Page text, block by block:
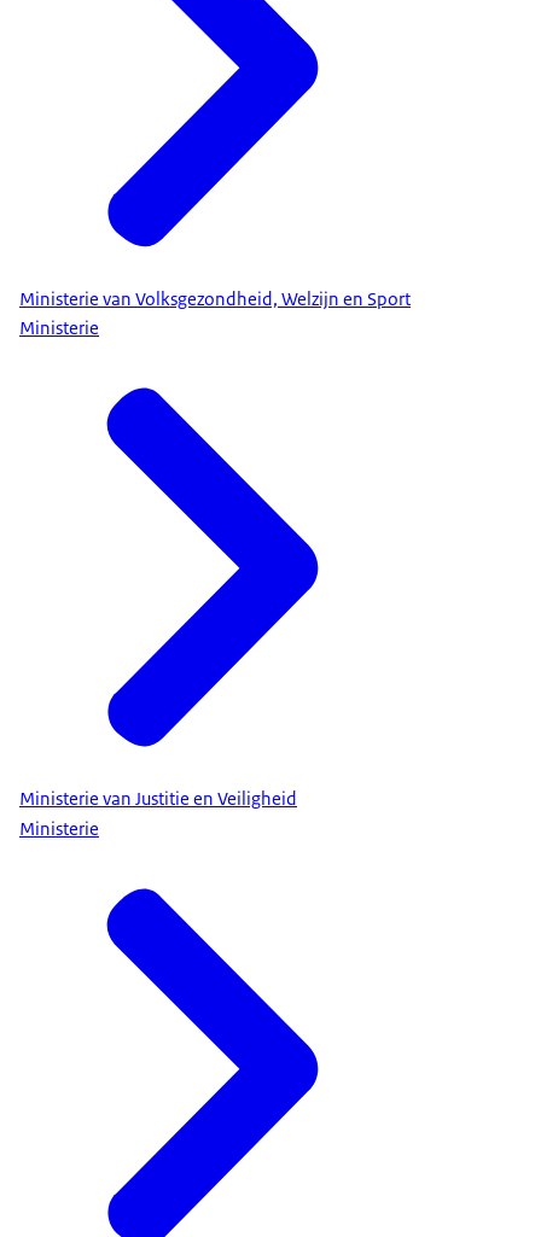
Ministerie van Volksgezondheid, Welzijn en Sport
Ministerie
Ministerie van Justitie en Veiligheid
Ministerie